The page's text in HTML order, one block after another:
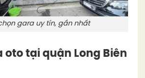
gara uy tín, gần nhất
oto tại quận Long Biên